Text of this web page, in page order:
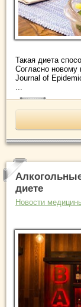
Такая диета
Согласно новому
Journal of
...
диете
Новости